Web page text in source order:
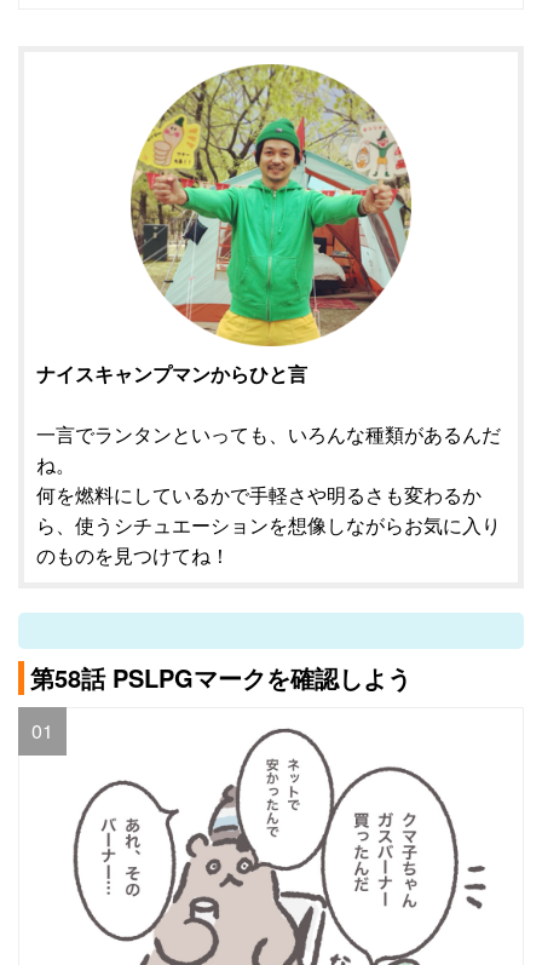
ナイスキャンプマンからひと言
一言でランタンといっても、いろんな種類があるんだ
ね。
何を燃料にしているかで手軽さや明るさも変わるか
ら、使うシチュエーションを想像しながらお気に入り
のものを見つけてね！
第58話 PSLPGマークを確認しよう